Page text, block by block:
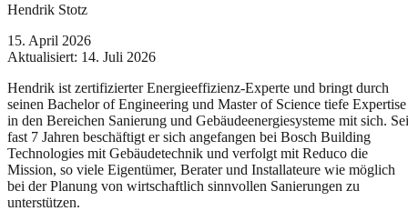
Hendrik Stotz
15. April 2026
Aktualisiert: 14. Juli 2026
Hendrik ist zertifizierter Energieeffizienz-Experte und bringt durch
seinen Bachelor of Engineering und Master of Science tiefe Expertise
in den Bereichen Sanierung und Gebäudeenergiesysteme mit sich.
fast 7 Jahren beschäftigt er sich angefangen bei Bosch Building
Technologies mit Gebäudetechnik und verfolgt mit Reduco die
Mission, so viele Eigentümer, Berater und Installateure wie möglich
bei der Planung von wirtschaftlich sinnvollen Sanierungen zu
unterstützen.